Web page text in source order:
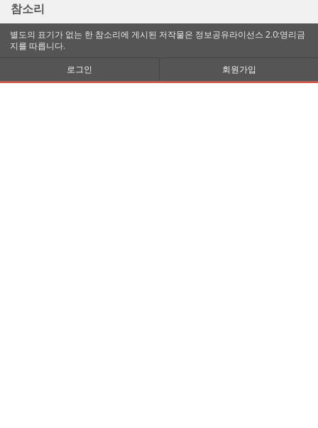
참소리
별도의 표기가 없는 한 참소리에 게시된 저작물은 정보공유라이선스 2.0:영리금
지를 따릅니다.
로그인
회원가입